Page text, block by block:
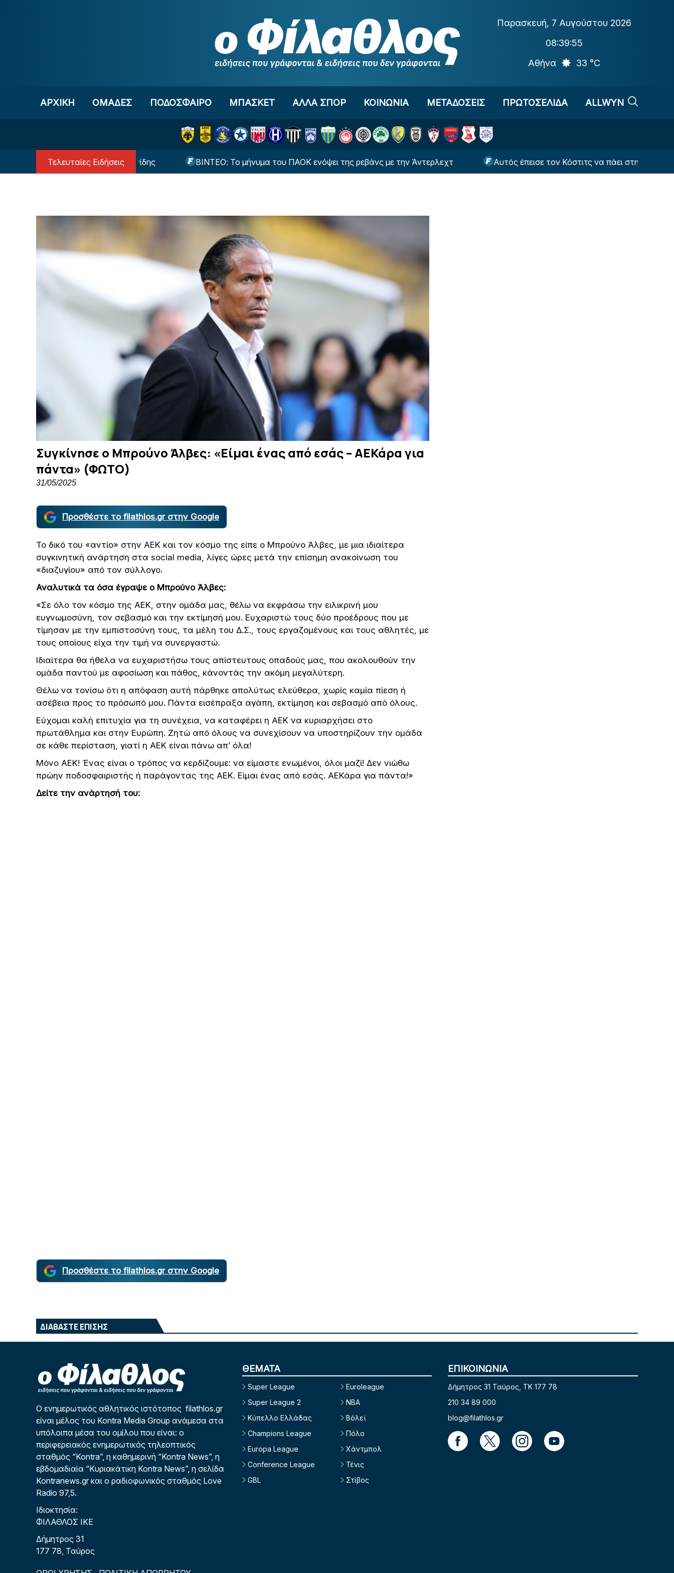
Παρασκευή, 7 Αυγούστου 2026
08:39:56
Αθήνα
33 °C
ΑΡΧΙΚΗ OΜΑΔΕΣ ΠΟΔΟΣΦΑΙΡΟ ΜΠΑΣΚΕΤ ΑΛΛΑ ΣΠΟΡ ΚΟΙΝΩΝΙΑ ΜΕΤΑΔΟΣΕΙΣ ΠΡΩΤΟΣΕΛΙΔΑ ALLWYN
Τελευταίες Ειδήσεις
φανέλα βασικού ο Ιωαννίδης ΒΙΝΤΕΟ: Το μήνυμα του ΠΑΟΚ ενόψει της ρεβάνς με την Άντερλεχτ Αυτός έπεισε τον Κόστιτς να πάει στη Αϊντχόφεν και
Συγκίνησε ο Μπρούνο Άλβες: «Είμαι ένας από εσάς – ΑΕΚάρα για
πάντα» (ΦΩΤΟ)
31/05/2025
Προσθέστε το filathlos.gr στην Google
Το δικό του «αντίο» στην ΑΕΚ και τον κόσμο της είπε ο Μπρούνο Άλβες, με μια ιδιαίτερα
συγκινητική ανάρτηση στα social media, λίγες ώρες μετά την επίσημη ανακοίνωση του
«διαζυγίου» από τον σύλλογο.
Αναλυτικά τα όσα έγραψε ο Μπρούνο Άλβες:
«Σε όλο τον κόσμο της ΑΕΚ, στην ομάδα μας, θέλω να εκφράσω την ειλικρινή μου
ευγνωμοσύνη, τον σεβασμό και την εκτίμησή μου. Ευχαριστώ τους δύο προέδρους που με
τίμησαν με την εμπιστοσύνη τους, τα μέλη του Δ.Σ., τους εργαζομένους και τους αθλητές, με
τους οποίους είχα την τιμή να συνεργαστώ.
Ιδιαίτερα θα ήθελα να ευχαριστήσω τους απίστευτους οπαδούς μας, που ακολουθούν την
ομάδα παντού με αφοσίωση και πάθος, κάνοντάς την ακόμη μεγαλύτερη.
Θέλω να τονίσω ότι η απόφαση αυτή πάρθηκε απολύτως ελεύθερα, χωρίς καμία πίεση ή
ασέβεια προς το πρόσωπό μου. Πάντα εισέπραξα αγάπη, εκτίμηση και σεβασμό από όλους.
Εύχομαι καλή επιτυχία για τη συνέχεια, να καταφέρει η ΑΕΚ να κυριαρχήσει στο
πρωτάθλημα και στην Ευρώπη. Ζητώ από όλους να συνεχίσουν να υποστηρίζουν την ομάδα
σε κάθε περίσταση, γιατί η ΑΕΚ είναι πάνω απ’ όλα!
Μόνο ΑΕΚ! Ένας είναι ο τρόπος να κερδίζουμε: να είμαστε ενωμένοι, όλοι μαζί! Δεν νιώθω
πρώην ποδοσφαιριστής ή παράγοντας της ΑΕΚ. Είμαι ένας από εσάς. ΑΕΚάρα για πάντα!»
Δείτε την ανάρτησή του:
Προσθέστε το filathlos.gr στην Google
ΔΙΑΒΑΣΤΕ ΕΠΙΣΗΣ
Ο ενημερωτικός αθλητικός ιστότοπος filathlos.gr
είναι μέλος του Kontra Media Group ανάμεσα στα
υπόλοιπα μέσα του ομίλου που είναι: ο
περιφερειακός ενημερωτικός τηλεοπτικός
σταθμός “Kontra”, η καθημερινή “Kontra News”, η
εβδομαδιαία “Κυριακάτικη Kontra News”, η σελίδα
Kontranews.gr και ο ραδιοφωνικός σταθμός Love
Radio 97,5.
Ιδιοκτησία:
ΦΙΛΑΘΛΟΣ ΙΚΕ
Δήμητρος 31
177 78, Ταύρος
ΘΕΜΑΤΑ
Super League
Super League 2
Κύπελλο Ελλάδας
Champions League
Europa League
Conference League
GBL
Euroleague
NBA
Βόλεϊ
Πόλο
Χάντμπολ
Τένις
Στίβος
ΕΠΙΚΟΙΝΩΝΙΑ
Δήμητρος 31 Ταύρος, TK 177 78
210 34 89 000
blog@filathlos.gr